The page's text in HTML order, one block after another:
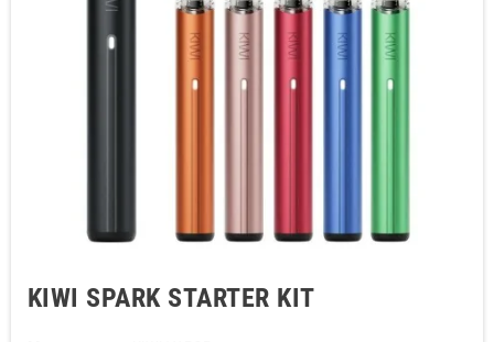
KIWI SPARK STARTER KIT